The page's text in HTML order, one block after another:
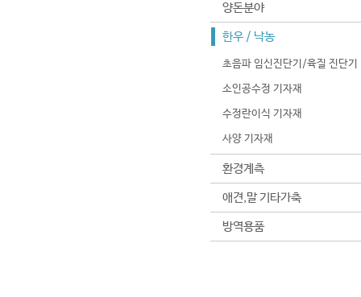
양돈분야
한우 / 낙농
초음파 임신진단기/육질 진단기
소인공수정 기자재
수정란이식 기자재
사양 기자재
환경계측
애견,말 기타가축
방역용품